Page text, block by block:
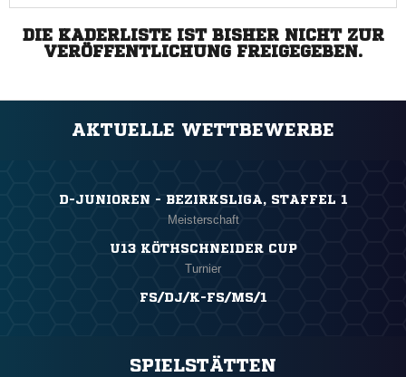
DIE KADERLISTE IST BISHER NICHT ZUR
VERÖFFENTLICHUNG FREIGEGEBEN.
AKTUELLE WETTBEWERBE
D-JUNIOREN - BEZIRKSLIGA, STAFFEL 1
Meisterschaft
U13 KÖTHSCHNEIDER CUP
Turnier
FS/DJ/K-FS/MS/1
SPIELSTÄTTEN